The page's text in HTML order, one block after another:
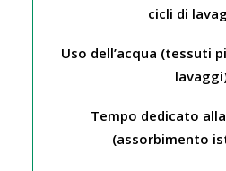
cicli di
Uso dell’acqua (tessuti
Tempo dedicato
(assorbimento